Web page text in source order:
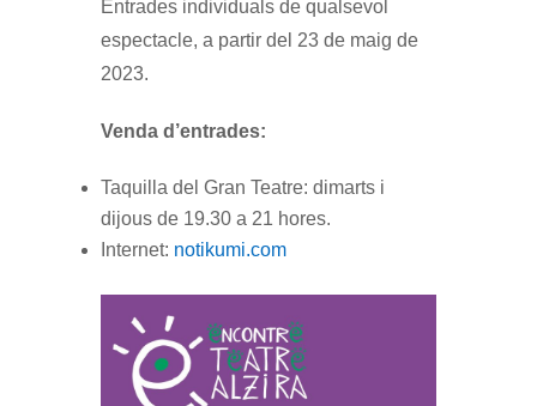
Entrades individuals de qualsevol
espectacle, a partir del 23 de maig de
2023.
Venda d’entrades:
Taquilla del Gran Teatre: dimarts i
dijous de 19.30 a 21 hores.
Internet: notikumi.com